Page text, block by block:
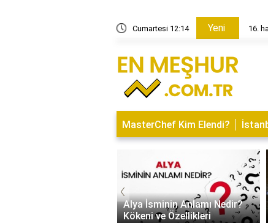
Cumartesi 12:14 Yeni 16.
MasterChef Kim Elendi?
Saitabat Şelalesi Bursa’nın
Saklı Cenneti
‹